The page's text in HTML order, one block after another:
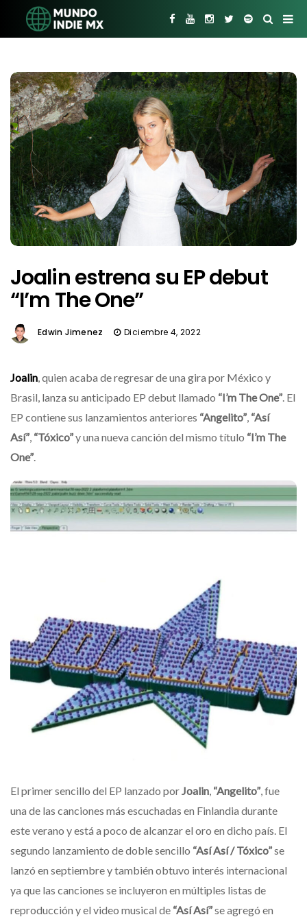
Joalin estrena su EP debut
“I’m The One”
Edwin Jimenez Diciembre 4, 2022
Joalin, quien acaba de regresar de una gira por México y
Brasil, lanza su anticipado EP debut llamado “I’m The One”. El
EP contiene sus lanzamientos anteriores “Angelito”, “Así
Así”, “Tóxico”y una nueva canción del mismo título “I’m The
One”.
El primer sencillo del EP lanzado porJoalin, “Angelito”, fue
una de las canciones más escuchadas en Finlandia durante
este verano y está a poco de alcanzar el oro en dicho país. El
segundo lanzamiento de doble sencillo “Así Así / Tóxico”se
lanzó en septiembre y también obtuvo interés internacional
ya que las canciones se incluyeron en múltiples listas de
reproducción y el video musical de “Así Así”se agregó en